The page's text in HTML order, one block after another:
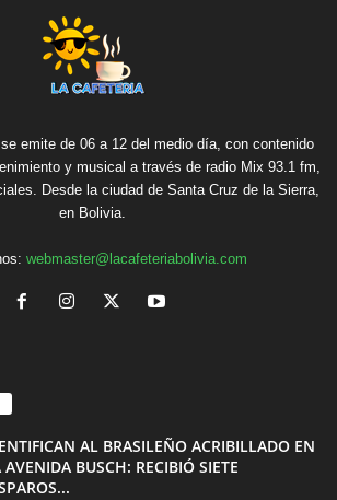
emite de 06 a 12 del medio día, con contenido
y musical a través de radio Mix 93.1 fm,
Desde la ciudad de Santa Cruz de la Sierra,
en Bolivia.
webmaster@lacafeteriabolivia.com
AL BRASILEÑO ACRIBILLADO EN
AVENIDA BUSCH: RECIBIÓ SIETE